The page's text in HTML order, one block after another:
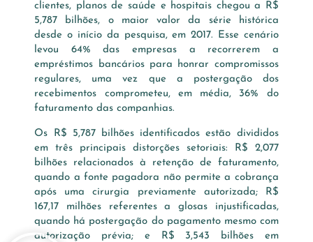
clientes, planos de saúde e hospitais chegou a R$
5,787 bilhões, o maior valor da série histórica
desde o início da pesquisa, em 2017. Esse cenário
levou 64% das empresas a recorrerem a
empréstimos bancários para honrar compromissos
regulares, uma vez que a postergação dos
recebimentos comprometeu, em média, 36% do
faturamento das companhias.
Os R$ 5,787 bilhões identificados estão divididos
em três principais distorções setoriais: R$ 2,077
bilhões relacionados à retenção de faturamento,
quando a fonte pagadora não permite a cobrança
após uma cirurgia previamente autorizada; R$
167,17 milhões referentes a glosas injustificadas,
quando há postergação do pagamento mesmo com
autorização prévia; e R$ 3,543 bilhões em